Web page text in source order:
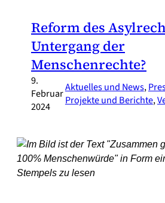
Reform des
Untergang der
Menschenrechte?
9.
Februar
2024
Aktuelles und News,
Projekte und Berichte,